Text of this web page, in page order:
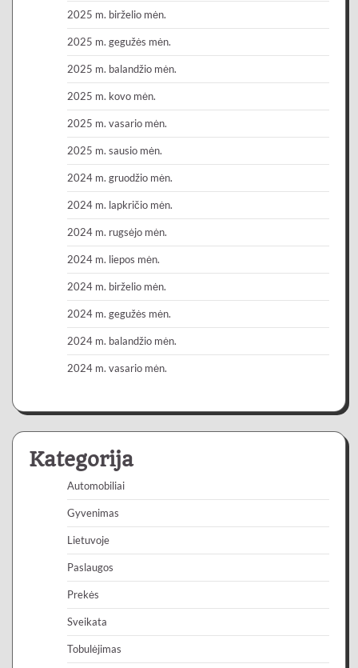
2025 m. birželio mėn.
2025 m. gegužės mėn.
2025 m. balandžio mėn.
2025 m. kovo mėn.
2025 m. vasario mėn.
2025 m. sausio mėn.
2024 m. gruodžio mėn.
2024 m. lapkričio mėn.
2024 m. rugsėjo mėn.
2024 m. liepos mėn.
2024 m. birželio mėn.
2024 m. gegužės mėn.
2024 m. balandžio mėn.
2024 m. vasario mėn.
Kategorija
Automobiliai
Gyvenimas
Lietuvoje
Paslaugos
Prekės
Sveikata
Tobulėjimas